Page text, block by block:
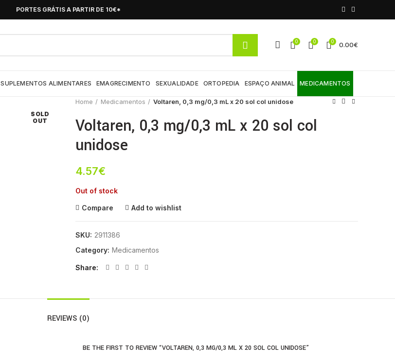
PORTES GRÁTIS A PARTIR DE 10€*
0 0 0 0.00€
SUPLEMENTOS ALIMENTARES EMAGRECIMENTO SEXUALIDADE ORTOPEDIA ESPAÇO ANIMAL MEDICAMENTOS
SOLD
OUT
Home
Medicamentos Voltaren, 0,3 mg/0,3 mL x 20 sol col unidose
Voltaren, 0,3 mg/0,3 mL x 20 sol col
unidose
4.57€
Out of stock
Compare Add to wishlist
SKU: 2911386
Category: Medicamentos
Share
REVIEWS (0)
BE THE FIRST TO REVIEW “VOLTAREN, 0,3 MG/0,3 ML X 20 SOL COL UNIDOSE”